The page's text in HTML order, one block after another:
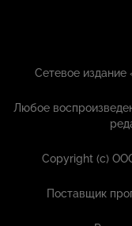
Сетевое
Любое
Copyright (с)
Поставщик